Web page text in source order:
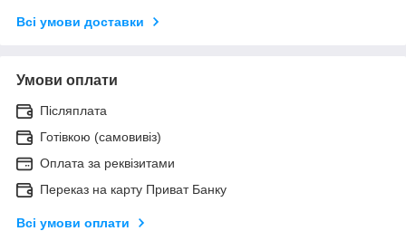
Всі умови доставки
Умови оплати
Післяплата
Готівкою (самовивіз)
Оплата за реквізитами
Переказ на карту Приват Банку
Всі умови оплати